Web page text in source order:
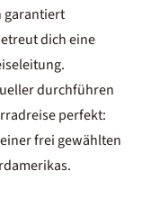
garantiert
dich eine
durchführen
perfekt:
frei gewählten